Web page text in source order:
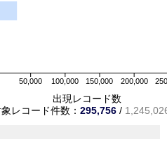
50,000 100,000 150,000 200,000
出現レコード数
象レコード件数： 295,756 /